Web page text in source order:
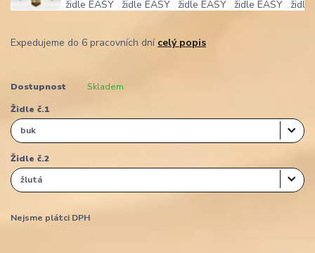
Expedujeme do 6 pracovních dní celý popis
Dostupnost Skladem
Židle č.1
Židle č.2
Nejsme plátci DPH